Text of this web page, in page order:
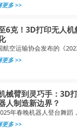
更多 >>
6克！3D打印无人
航空运输协会发布的《
更多 >>
械臂到灵巧手：3D
人制造新边界？
年春晚机器人登台舞蹈
更多 >>